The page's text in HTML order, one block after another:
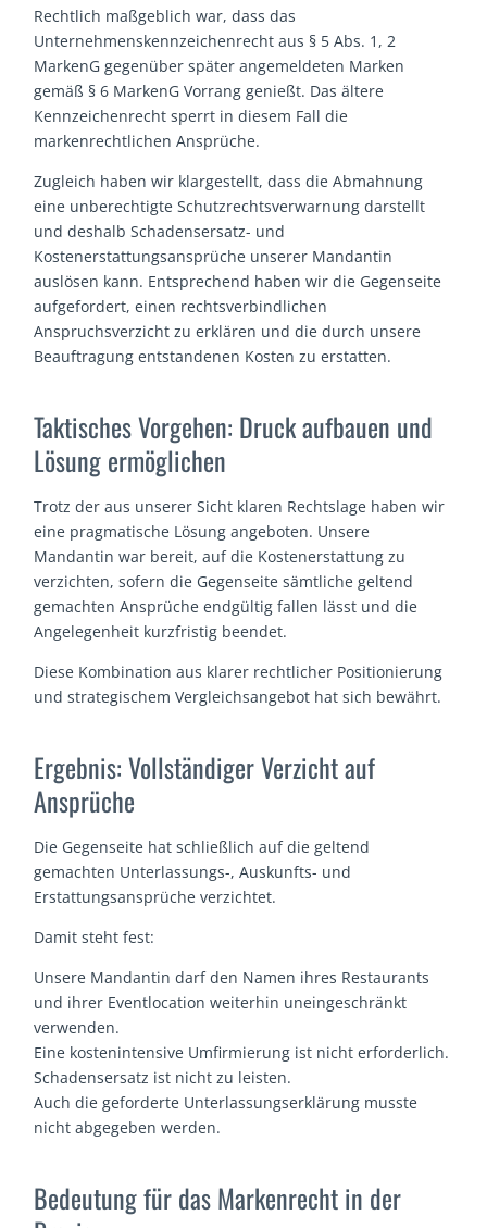
Rechtlich maßgeblich war, dass das
Unternehmenskennzeichenrecht aus § 5 Abs. 1, 2
MarkenG gegenüber später angemeldeten Marken
gemäß § 6 MarkenG Vorrang genießt. Das ältere
Kennzeichenrecht sperrt in diesem Fall die
markenrechtlichen Ansprüche.
Zugleich haben wir klargestellt, dass die Abmahnung
eine unberechtigte Schutzrechtsverwarnung darstellt
und deshalb Schadensersatz- und
Kostenerstattungsansprüche unserer Mandantin
auslösen kann. Entsprechend haben wir die Gegenseite
aufgefordert, einen rechtsverbindlichen
Anspruchsverzicht zu erklären und die durch unsere
Beauftragung entstandenen Kosten zu erstatten.
Taktisches Vorgehen: Druck aufbauen und
Lösung ermöglichen
Trotz der aus unserer Sicht klaren Rechtslage haben wir
eine pragmatische Lösung angeboten. Unsere
Mandantin war bereit, auf die Kostenerstattung zu
verzichten, sofern die Gegenseite sämtliche geltend
gemachten Ansprüche endgültig fallen lässt und die
Angelegenheit kurzfristig beendet.
Diese Kombination aus klarer rechtlicher Positionierung
und strategischem Vergleichsangebot hat sich bewährt.
Ergebnis: Vollständiger Verzicht auf
Ansprüche
Die Gegenseite hat schließlich auf die geltend
gemachten Unterlassungs-, Auskunfts- und
Erstattungsansprüche verzichtet.
Damit steht fest:
Unsere Mandantin darf den Namen ihres Restaurants
und ihrer Eventlocation weiterhin uneingeschränkt
verwenden.
Eine kostenintensive Umfirmierung ist nicht erforderlich.
Schadensersatz ist nicht zu leisten.
Auch die geforderte Unterlassungserklärung musste
nicht abgegeben werden.
Bedeutung für das Markenrecht in der